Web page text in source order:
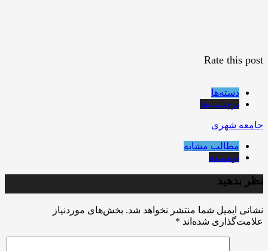
Rate this post
دسته‌ها
برچسب‌ها
جامعه شهری
مطالب مشابه
نویسنده
نظر بدهید
نشانی ایمیل شما منتشر نخواهد شد. بخش‌های موردنیاز
علامت‌گذاری شده‌اند *